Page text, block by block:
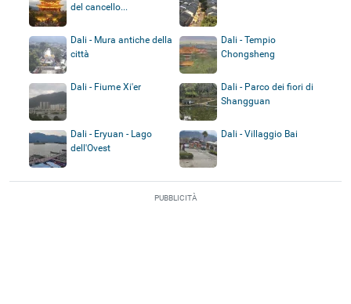
del cancello...
Dali - Mura antiche della
città
Dali - Tempio
Chongsheng
Dali - Fiume Xi'er
Dali - Parco dei fiori di
Shangguan
Dali - Eryuan - Lago
dell'Ovest
Dali - Villaggio Bai
PUBBLICITÀ